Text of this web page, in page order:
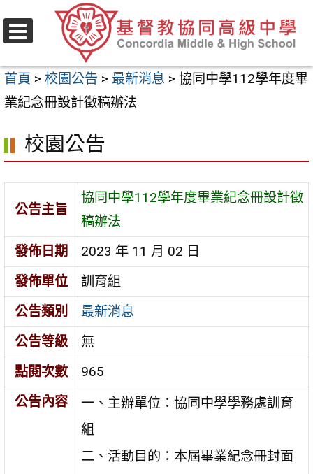
至
要
內
區
首頁 > 校園公告 > 最新消息 > 協同中學112學年度畢
業紀念冊設計徵稿辦法
校園公告
公告主旨
協同中學112學年度畢業紀念冊設計徵
稿辦法
發佈日期
2023 年 11 月 02 日
發佈單位
訓育組
公告類別
最新消息
公告等級
無
點閱次數
965
公告內容
一、主辦單位：協同中學學務處訓育
組
二、活動目的：本屆畢業紀念冊封面
選
單